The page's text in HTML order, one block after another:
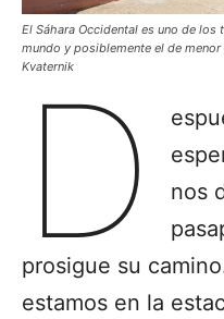
El Sáhara Occidental es uno de
mundo y posiblemente el de
Kvaternik
D
nos
prosigue su
estamos en la